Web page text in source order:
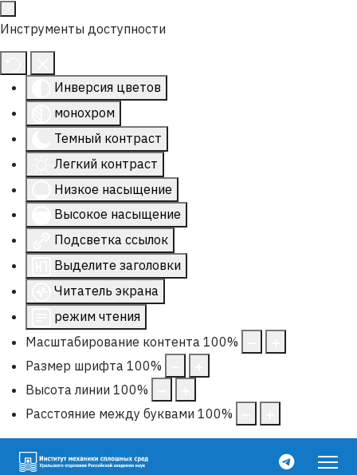
Инструменты доступности
Инверсия цветов
монохром
Темный контраст
Легкий контраст
Низкое насыщение
Высокое насыщение
Подсветка ссылок
Выделите заголовки
Читатель экрана
режим чтения
Масштабирование контента 100%
Размер шрифта 100%
Высота линии 100%
Расстояние между буквами 100%